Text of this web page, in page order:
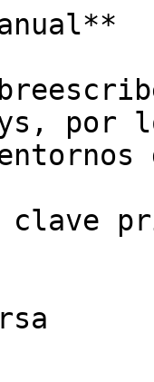
por
clave